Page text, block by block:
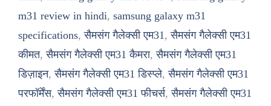
m31 review in hindi, samsung galaxy m31
specifications,सैमसंग गैलेक्सी एम31,सैमसंग गैलेक्सी एम31
कीमत,सैमसंग गैलेक्सी एम31 कैमरा,सैमसंग गैलेक्सी एम31
डिज़ाइन,सैमसंग गैलेक्सी एम31 डिस्प्ले,सैमसंग गैलेक्सी एम31
परफॉर्मेंस,सैमसंग गैलेक्सी एम31 फीचर्स,सैमसंग गैलेक्सी एम31